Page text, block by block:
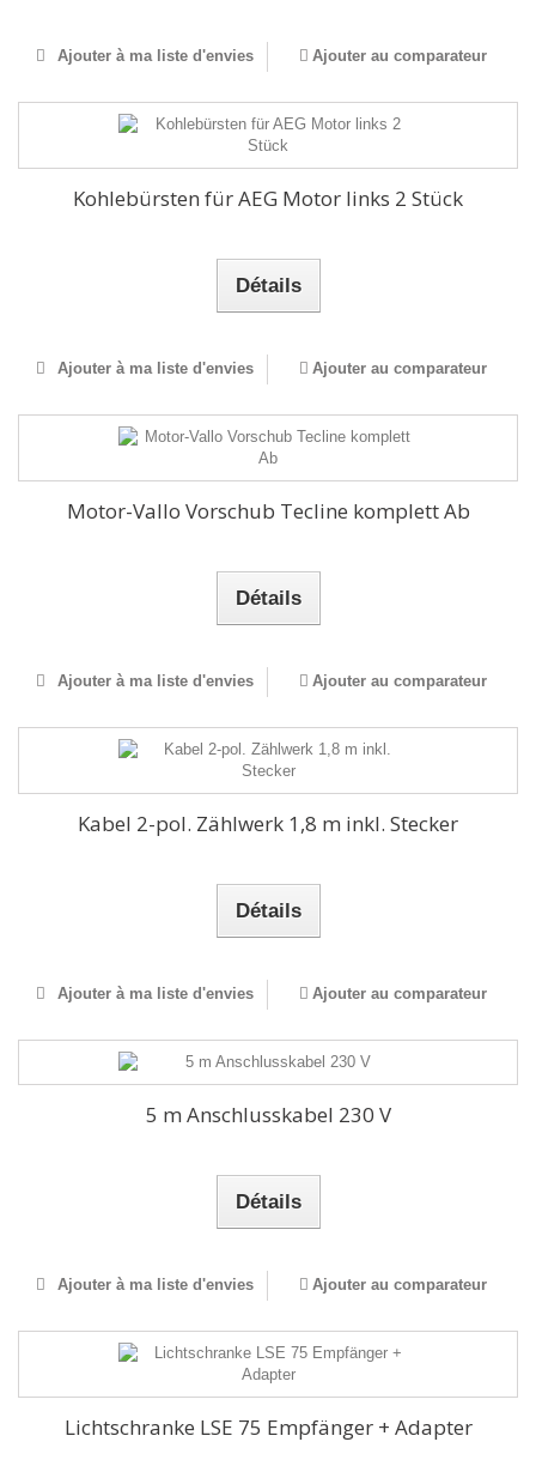
Ajouter à ma liste d'envies Ajouter au comparateur
Kohlebürsten für AEG Motor links 2 Stück
Détails
Ajouter à ma liste d'envies Ajouter au comparateur
Motor-Vallo Vorschub Tecline komplett Ab
Détails
Ajouter à ma liste d'envies Ajouter au comparateur
Kabel 2-pol. Zählwerk 1,8 m inkl. Stecker
Détails
Ajouter à ma liste d'envies Ajouter au comparateur
5 m Anschlusskabel 230 V
Détails
Ajouter à ma liste d'envies Ajouter au comparateur
Lichtschranke LSE 75 Empfänger + Adapter